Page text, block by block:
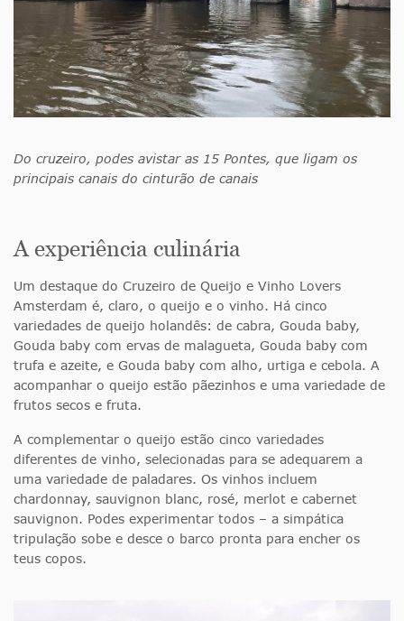
Do cruzeiro, podes avistar as 15 Pontes, que ligam os
principais canais do cinturão de canais
A experiência culinária
Um destaque do Cruzeiro de Queijo e Vinho Lovers
Amsterdam é, claro, o queijo e o vinho. Há cinco
variedades de queijo holandês: de cabra, Gouda baby,
Gouda baby com ervas de malagueta, Gouda baby com
trufa e azeite, e Gouda baby com alho, urtiga e cebola. A
acompanhar o queijo estão pãezinhos e uma variedade de
frutos secos e fruta.
A complementar o queijo estão cinco variedades
diferentes de vinho, selecionadas para se adequarem a
uma variedade de paladares. Os vinhos incluem
chardonnay, sauvignon blanc, rosé, merlot e cabernet
sauvignon. Podes experimentar todos – a simpática
tripulação sobe e desce o barco pronta para encher os
teus copos.